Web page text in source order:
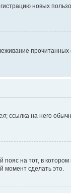
новых
; ссылка на него
на тот, в
момент сделать это.